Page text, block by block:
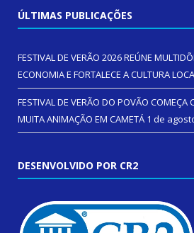
ÚLTIMAS PUBLICAÇÕES
FESTIVAL DE VERÃO 2026 REÚNE
ECONOMIA E FORTALECE A CULTURA
FESTIVAL DE VERÃO DO POVÃO COMEÇA
MUITA ANIMAÇÃO EM CAMETÁ 1 de
DESENVOLVIDO POR CR2